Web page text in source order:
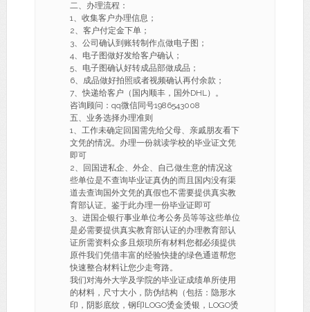
二、办理流程：
1、收集客户办理信息；
2、客户付定金下单；
3、公司确认到账转制作点做电子图；
4、电子图做好发给客户确认；
5、电子图确认好转成品部做成品；
6、成品做好拍照或者视频确认再付余款；
7、快递给客户（国内顺丰，国外DHL）。
咨询顾问：qq微信同号1986543008
五、业务选择办理准则
1、工作未确定回国需先给父母、亲戚朋友看下
文凭的情况。办理一份就读学校的毕业证文凭
即可
2、回国进私企、外企、自己做生意的情况这
些单位是不查询毕业证真伪的而且国内没有渠
道去查询国外文凭的真假也不需要提供真实教
育部认证。鉴于此办理一份毕业证即可
3、进国企银行事业单位考公务员等等这些单位
是必需要提供真实教育部认证的办理教育部认
证所需资料众多且烦琐所有材料您都必须提供
原件我们凭借丰富的经验快捷的绿色通道帮您
快速整合材料让您少走弯路。
我们对海外大学及学院的毕业证成绩单所使用
的材料，尺寸大小，防伪结构（包括：隐形水
印，阴影底纹，钢印LOGO烫金烫银，LOGO烫